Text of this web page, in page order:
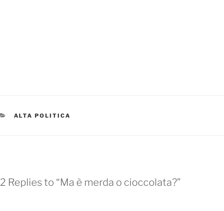
CATEGORIES
ALTA POLITICA
2 Replies to “Ma è merda o cioccolata?”